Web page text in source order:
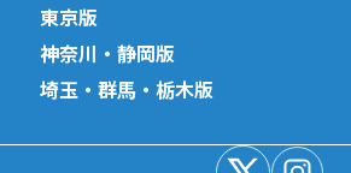
東京版
神奈川・静岡版
埼玉・群馬・栃木版